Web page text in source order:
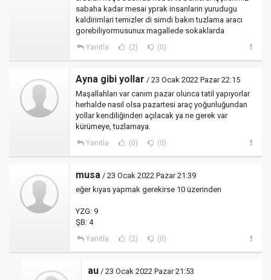
sabaha kadar mesai yprak insanlarin yurudugu
kaldirimlari temizler di simdi bakın tuzlama aracı
gorebiliyormusunux magallede sokaklarda
Yanıtla (2) (0)
Ayna gibi yollar / 23 Ocak 2022 Pazar 22:15
Maşallahları var canım pazar olunca tatil yapıyorlar
herhalde nasıl olsa pazartesi araç yoğunluğundan
yollar kendiliğinden açılacak ya ne gerek var
kürümeye, tuzlamaya.
Yanıtla (0) (0)
musa / 23 Ocak 2022 Pazar 21:39
eğer kıyas yapmak gerekirse 10 üzerinden
YZG: 9
ŞB: 4
Yanıtla (2) (0)
au / 23 Ocak 2022 Pazar 21:53